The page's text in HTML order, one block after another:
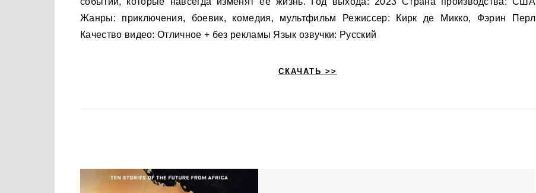
Жанры: приключения, боевик, комедия, мультфильм Режиссер: Кирк де Микко, Фэрин Перл
Качество видео: Отличное + без рекламы Язык озвучки: Русский
СКАЧАТЬ >>